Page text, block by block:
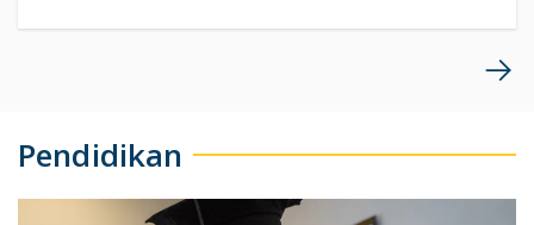
Pendidikan